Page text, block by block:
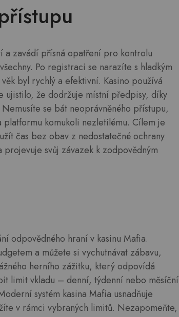
a zavádí přísná opatření pro kontrolu
Po registraci se narazíte s hladkým
byl rychlý a efektivní. Kasino používá
ujistilo, že dodržuje místní předpisy, díky
se bát neoprávněného přístupu,
komukoli nezletilému. Cílem je
čas bez obav z nedostatečné ochrany
svůj závazek k zodpovědným
odpovědného hraní v kasinu Mafia.
a můžete si vychutnávat zábavu,
herního zážitku, který odpovídá
limit vkladu – denní, týdenní nebo měsíční
systém kasina Mafia usnadňuje
v rámci vybraných limitů. Nezapomeňte,